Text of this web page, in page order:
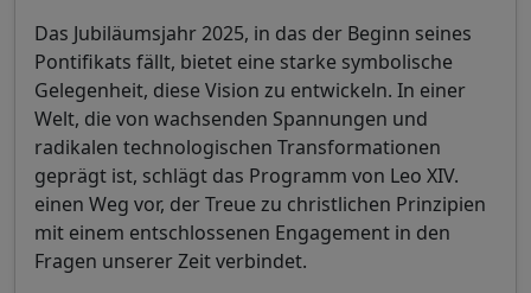
Das Jubiläumsjahr 2025, in das der Beginn seines
Pontifikats fällt, bietet eine starke symbolische
Gelegenheit, diese Vision zu entwickeln. In einer
Welt, die von wachsenden Spannungen und
radikalen technologischen Transformationen
geprägt ist, schlägt das Programm von Leo XIV.
einen Weg vor, der Treue zu christlichen Prinzipien
mit einem entschlossenen Engagement in den
Fragen unserer Zeit verbindet.